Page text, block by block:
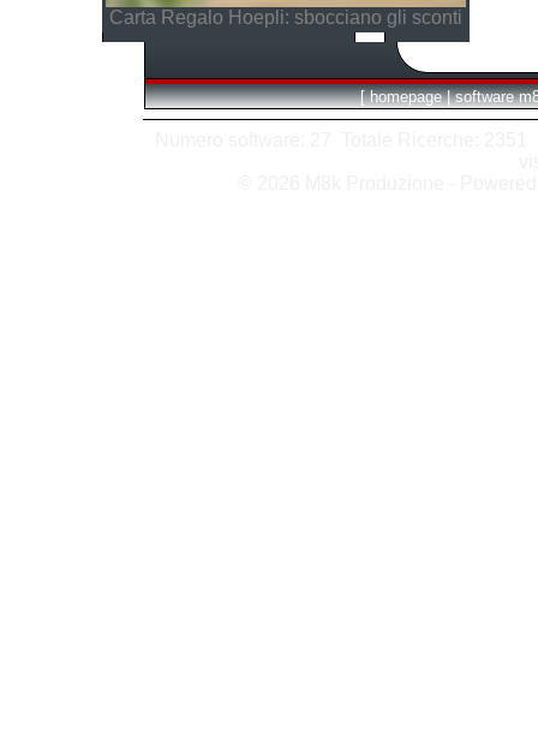
Carta Regalo Hoepli: sbocciano gli sconti
[ homepage | software